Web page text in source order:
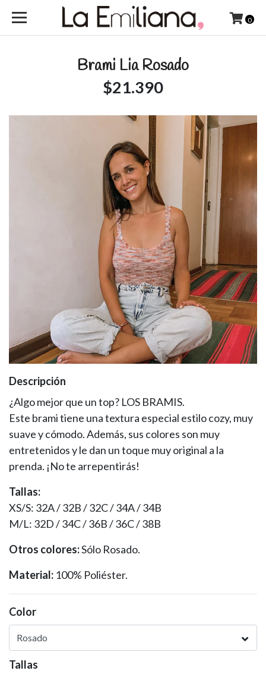
0
Brami Lia Rosado
$21.390
Descripción
¿Algo mejor que un top? LOS BRAMIS.
Este brami tiene una textura especial estilo cozy, muy
suave y cómodo. Además, sus colores son muy
entretenidos y le dan un toque muy original a la
prenda. ¡No te arrepentirás!
Tallas:
XS/S: 32A / 32B / 32C / 34A / 34B
M/L: 32D / 34C / 36B / 36C / 38B
Otros colores:Sólo Rosado.
Material: 100% Poliéster.
Color
Tallas